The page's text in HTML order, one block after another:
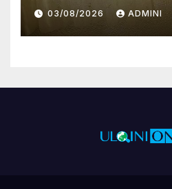
03/08/2026 ADMINI